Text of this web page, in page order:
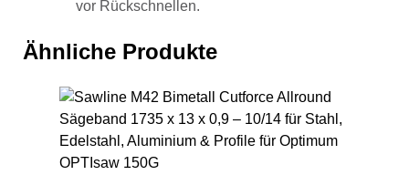
vor Rückschnellen.
Ähnliche Produkte